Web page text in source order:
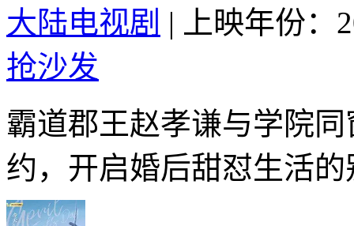
大陆电视剧 |
上映年份：
抢沙发
霸道郡王赵孝谦与学院
约，开启婚后甜怼生活